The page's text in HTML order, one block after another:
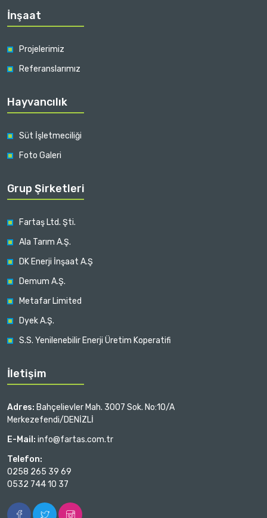
İnşaat
Projelerimiz
Referanslarımız
Hayvancılık
Süt İşletmeciliği
Foto Galeri
Grup Şirketleri
Fartaş Ltd. Şti.
Ala Tarım A.Ş.
DK Enerji İnşaat A.Ş
Demum A.Ş.
Metafar Limited
Dyek A.Ş.
S.S. Yenilenebilir Enerji Üretim Koperatifi
İletişim
Adres: Bahçelievler Mah. 3007 Sok. No:10/A
Merkezefendi/DENİZLİ
E-Mail: info@fartas.com.tr
Telefon:
0258 265 39 69
0532 744 10 37